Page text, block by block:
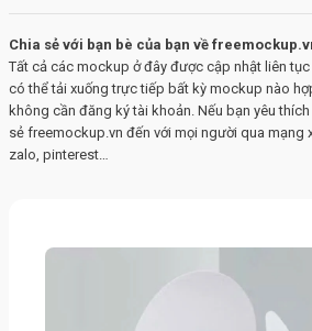
Chia sẻ với bạn bè của bạn về
Tất cả các mockup ở đây được cập nhật liên
có thể tải xuống trực tiếp bất kỳ mockup nào
không cần đăng ký tài khoản. Nếu bạn yêu
sẻ freemockup.vn đến với mọi người qua mạng
zalo, pinterest…